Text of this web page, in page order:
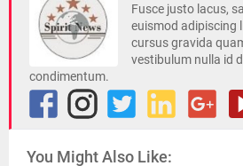
Fusce justo lacus,
euismod adipiscing
cursus gravida
vestibulum nulla id
condimentum.
You Might Also Like: